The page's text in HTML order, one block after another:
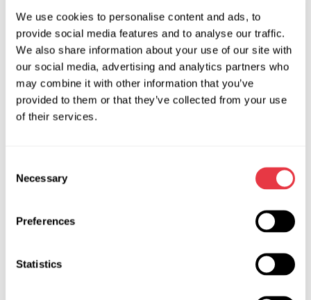
We use cookies to personalise content and ads, to
provide social media features and to analyse our traffic.
We also share information about your use of our site with
our social media, advertising and analytics partners who
may combine it with other information that you’ve
provided to them or that they’ve collected from your use
of their services.
Selection
Necessary
Preferences
Statistics
Especificaciones técnicas
Tensión de alimentación, V 400 y 230
Actualización de Software
de una impresora
Bluetooth externa
Ancho, m 2,75